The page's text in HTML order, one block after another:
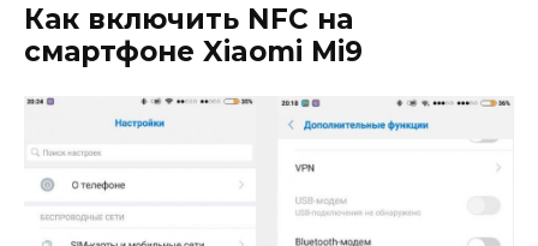
Как включить NFC на
смартфоне Xiaomi Mi9